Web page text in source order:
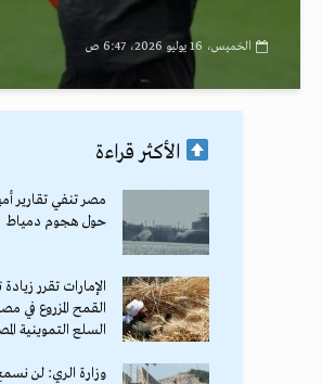
الخميس، 16 يوليو 2026، 6:47 ص
الأكثر قراءة
مصر تنفي تقارير
حول هجوم دمياط
الإمارات تقرر زيادة
القمح المزروع في
السلع التموينية
وزارة الري: لن